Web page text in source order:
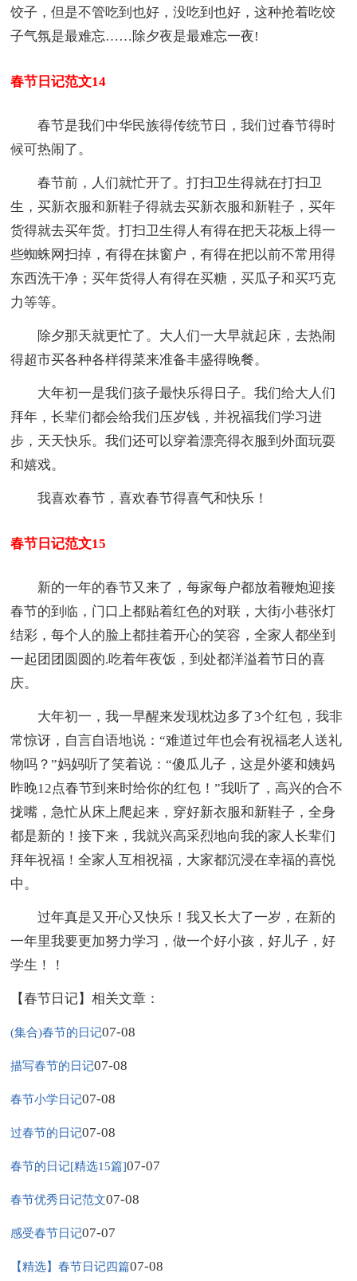
饺子，但是不管吃到也好，没吃到也好，这种抢着吃饺
子气氛是最难忘……除夕夜是最难忘一夜!
春节日记范文14
春节是我们中华民族得传统节日，我们过春节得时
候可热闹了。
春节前，人们就忙开了。打扫卫生得就在打扫卫
生，买新衣服和新鞋子得就去买新衣服和新鞋子，买年
货得就去买年货。打扫卫生得人有得在把天花板上得一
些蜘蛛网扫掉，有得在抹窗户，有得在把以前不常用得
东西洗干净；买年货得人有得在买糖，买瓜子和买巧克
力等等。
除夕那天就更忙了。大人们一大早就起床，去热闹
得超市买各种各样得菜来准备丰盛得晚餐。
大年初一是我们孩子最快乐得日子。我们给大人们
拜年，长辈们都会给我们压岁钱，并祝福我们学习进
步，天天快乐。我们还可以穿着漂亮得衣服到外面玩耍
和嬉戏。
我喜欢春节，喜欢春节得喜气和快乐！
春节日记范文15
新的一年的春节又来了，每家每户都放着鞭炮迎接
春节的到临，门口上都贴着红色的对联，大街小巷张灯
结彩，每个人的脸上都挂着开心的笑容，全家人都坐到
一起团团圆圆的.吃着年夜饭，到处都洋溢着节日的喜
庆。
大年初一，我一早醒来发现枕边多了3个红包，我非
常惊讶，自言自语地说：“难道过年也会有祝福老人送礼
物吗？”妈妈听了笑着说：“傻瓜儿子，这是外婆和姨妈
昨晚12点春节到来时给你的红包！”我听了，高兴的合不
拢嘴，急忙从床上爬起来，穿好新衣服和新鞋子，全身
都是新的！接下来，我就兴高采烈地向我的家人长辈们
拜年祝福！全家人互相祝福，大家都沉浸在幸福的喜悦
中。
过年真是又开心又快乐！我又长大了一岁，在新的
一年里我要更加努力学习，做一个好小孩，好儿子，好
学生！！
【春节日记】相关文章：
(集合)春节的日记07-08
描写春节的日记07-08
春节小学日记07-08
过春节的日记07-08
春节的日记[精选15篇]07-07
春节优秀日记范文07-08
感受春节日记07-07
【精选】春节日记四篇07-08